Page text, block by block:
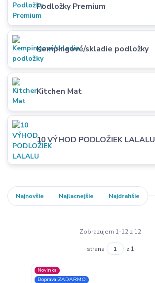
Podložky Premium
Kempingové/skladie podložky
Kitchen Mat
10 VÝHOD PODLOŽIEK LALALU
Najnovšie Najlacnejšie Najdrahšie
Zobrazujem 1-12 z 12
strana z 1
Novinka
Doprava ZADARMO